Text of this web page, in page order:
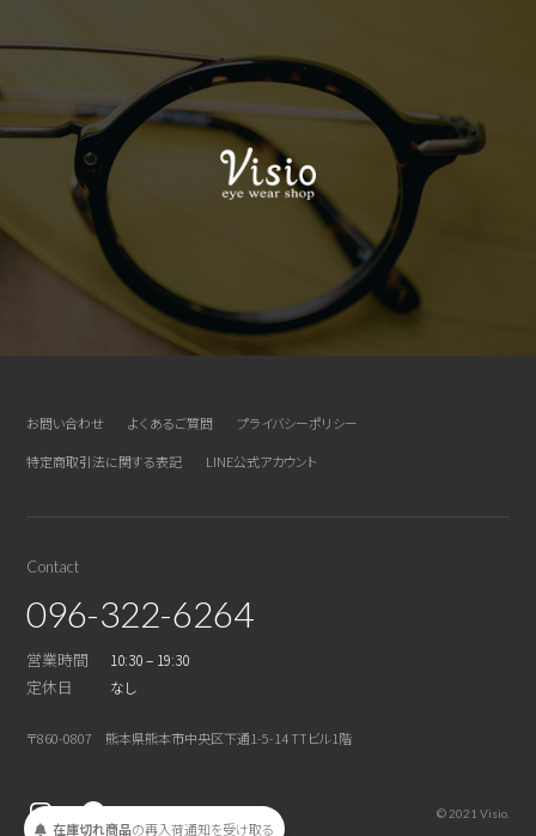
お問い合わせ よくあるご質問
プライバシーポリシー
特定商取引法に関する表記
LINE公式アカウント
Contact
096-322-6264
営業時間 10:30 – 19:30
定休日 なし
〒860-0807 熊本県熊本市中央区下通1-5-14 TTビル1階
© 2021 Visio.
在庫切れ商品の再入荷通知を受け取る